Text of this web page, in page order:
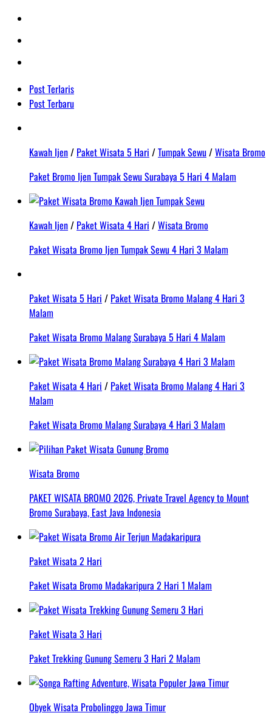
Post Terlaris
Post Terbaru
Kawah Ijen/ Paket Wisata 5 Hari /Tumpak Sewu/Wisata Bromo
Paket Bromo Ijen Tumpak Sewu Surabaya 5 Hari 4 Malam
Kawah Ijen/ Paket Wisata 4 Hari /Wisata Bromo
Paket Wisata Bromo Ijen Tumpak Sewu 4 Hari 3 Malam
Paket Wisata 5 Hari / Paket Wisata Bromo Malang 4 Hari 3
Malam
Paket Wisata Bromo Malang Surabaya 5 Hari 4 Malam
Paket Wisata 4 Hari / Paket Wisata Bromo Malang 4 Hari 3
Malam
Paket Wisata Bromo Malang Surabaya 4 Hari 3 Malam
Wisata Bromo
PAKET WISATA BROMO 2026, Private Travel Agency to Mount
Bromo Surabaya, East Java Indonesia
Paket Wisata 2 Hari
Paket Wisata Bromo Madakaripura 2 Hari 1 Malam
Paket Wisata 3 Hari
Paket Trekking Gunung Semeru 3 Hari 2 Malam
Obyek Wisata Probolinggo Jawa Timur